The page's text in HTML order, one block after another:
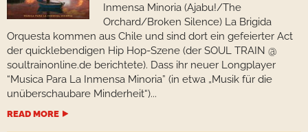
Inmensa Minoria (Ajabu!/The
Orchard/Broken Silence) La Brigida
Orquesta kommen aus Chile und sind dort ein gefeierter Act
der quicklebendigen Hip Hop-Szene (der SOUL TRAIN @
soultrainonline.de berichtete). Dass ihr neuer Longplayer
“Musica Para La Inmensa Minoria” (in etwa „Musik für die
unüberschaubare Minderheit“)...
READ MORE